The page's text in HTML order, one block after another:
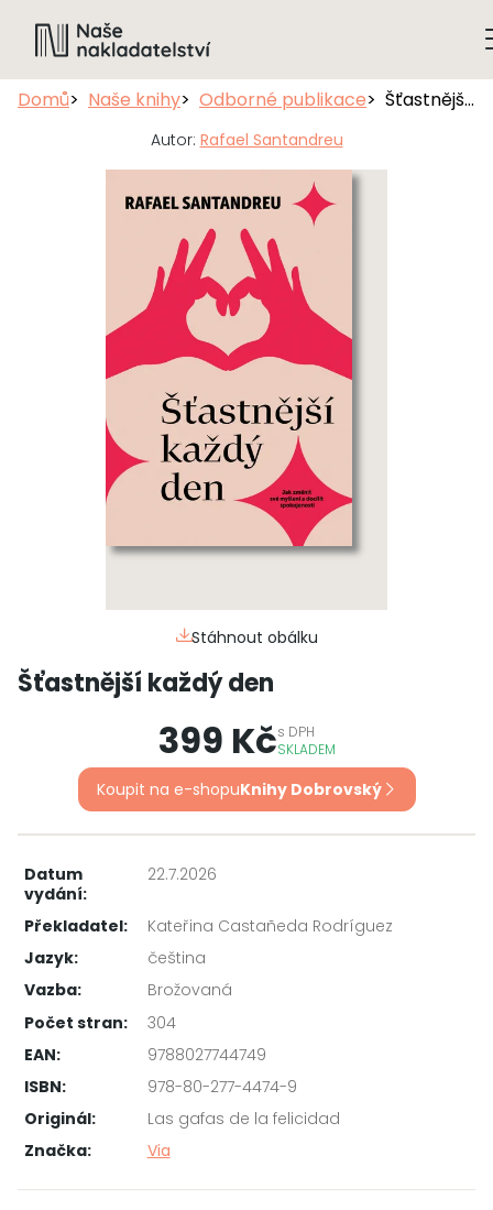
Domů Naše knihy Odborné publikace Šťastnější každý den
Autor: Rafael Santandreu
Stáhnout obálku
Šťastnější každý den
399 Kčs DPH
SKLADEM
Koupit na e-shopuKnihy Dobrovský
Datum
vydání:
22.7.2026
Překladatel:
Kateřina Castañeda Rodríguez
Jazyk:
čeština
Vazba:
Brožovaná
Počet stran:
304
EAN:
9788027744749
ISBN:
978-80-277-4474-9
Originál:
Las gafas de la felicidad
Značka:
Via